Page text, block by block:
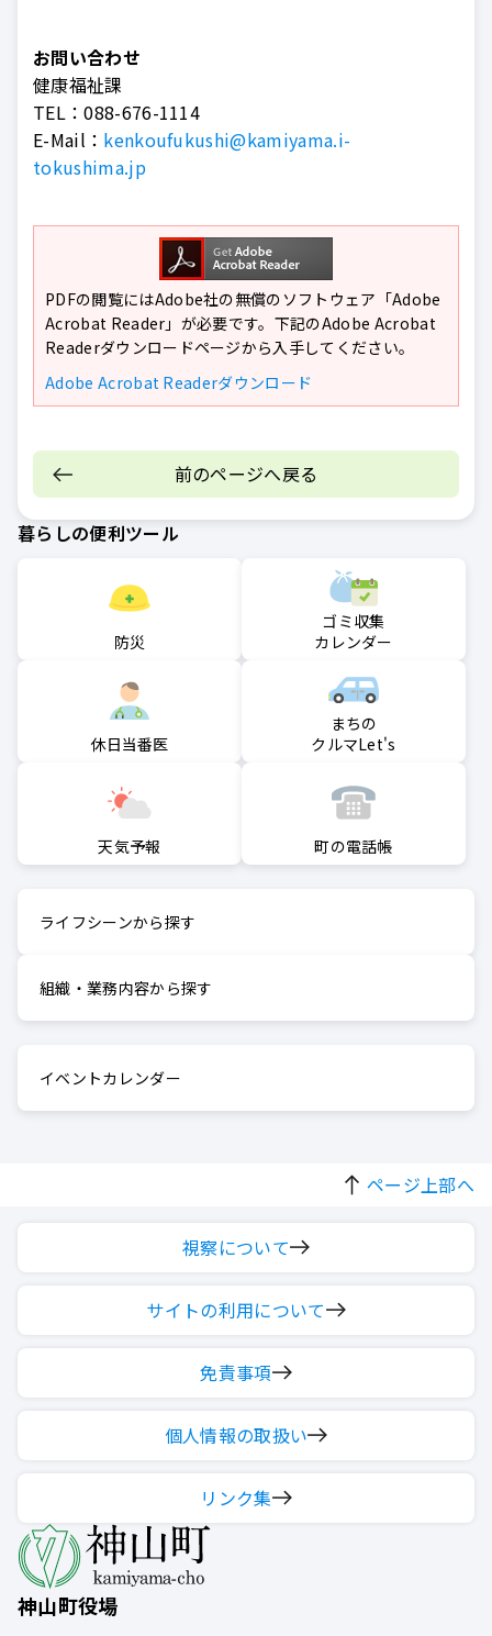
お問い合わせ
健康福祉課
TEL：088-676-1114
E-Mail： kenkoufukushi@kamiyama.i-
tokushima.jp
PDFの閲覧にはAdobe社の無償のソフトウェア「Adobe
Acrobat Reader」が必要です。下記のAdobe Acrobat
Readerダウンロードページから入手してください。
Adobe Acrobat Readerダウンロード
前のページへ戻る
暮らしの便利ツール
防災
ゴミ収集
カレンダー
休日当番医
まちの
クルマLet's
天気予報 町の電話帳
ライフシーンから探す
組織・業務内容から探す
イベントカレンダー
ページ上部へ
神山町役場
視察について
サイトの利用について
免責事項
個人情報の取扱い
リンク集